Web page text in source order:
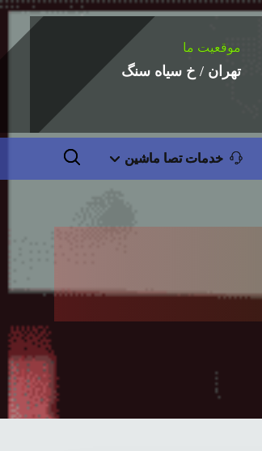
موقعیت ما
تهران / خ سیاه سنگ
خدمات تصا ماشین